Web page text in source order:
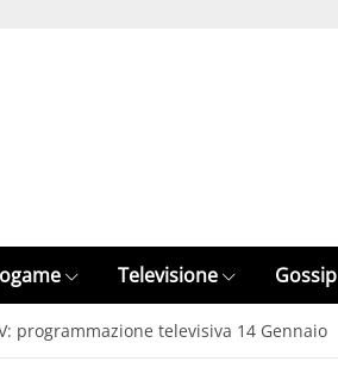
Televisione Gossip
programmazione televisiva 14 Gennaio